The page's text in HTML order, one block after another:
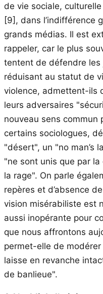
de vie sociale,
[9] , dans l’indifférence
grands médias. Il est
rappeler, car le plus
tentent de défendre les
réduisant au statut de
violence, admettent-ils
leurs adversaires
nouveau sens commun
certains sociologues,
"désert", un "no man’s
"ne sont unis que par
la rage". On parle
repères et d’absence
vision misérabiliste est
aussi inopérante pour
que nous affrontons
permet-elle de modérer
laisse en revanche
de banlieue".